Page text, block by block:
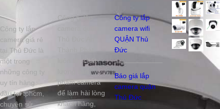
Công ty lắp
camera giá rẻ
tại Thủ Đức là
một trong
những công ty
uy tín hàng
đầu tại tphcm,
chuyên sử
Công ty lắp
luôn lấy chất
phẩm camera
để làm hài lòng
khách hàng,
Công ty lắp
camera wifi
QUẬN Thủ
Đức
Báo giá lắp
camera quận
Thủ Đức